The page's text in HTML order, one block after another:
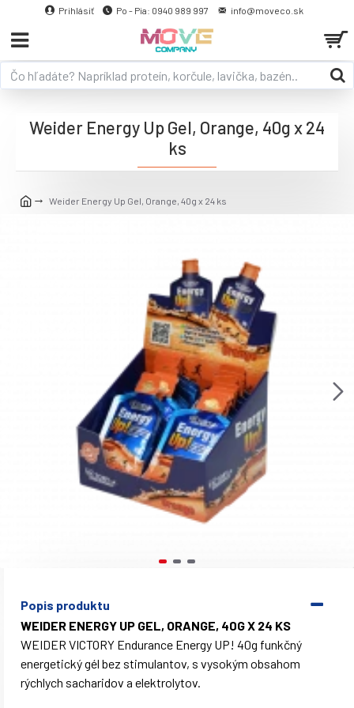
Prihlásiť Po - Pia: 0940 989 997 info@moveco.sk
Weider Energy Up Gel, Orange, 40g x 24 ks
Weider Energy Up Gel, Orange, 40g x 24
ks
Popis produktu
WEIDER ENERGY UP GEL, ORANGE, 40G X 24 KS
WEIDER VICTORY Endurance Energy UP! 40g funkčný
energetický gél bez stimulantov, s vysokým obsahom
rýchlych sacharidov a elektrolytov.